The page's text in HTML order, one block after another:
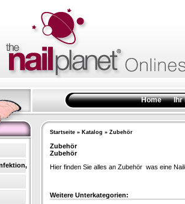
Home Ihr
Startseite » Katalog » Zubehör
Zubehör
Zubehör
Hier finden Sie alles an Zubehör was eine
Weitere Unterkategorien: